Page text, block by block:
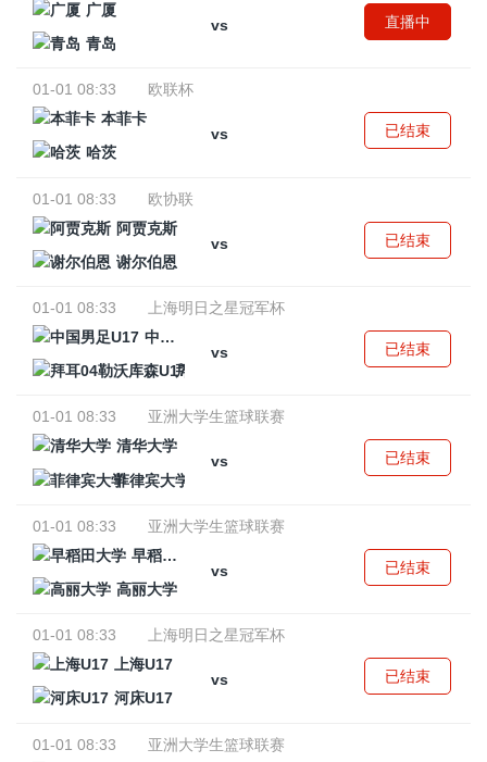
广厦
vs
青岛
直播中
01-01 08:33
欧联杯
本菲卡
vs
哈茨
已结束
01-01 08:33
欧协联
阿贾克斯
vs
谢尔伯恩
已结束
01-01 08:33
上海明日之星冠军杯
中国男足U17
vs
拜耳04勒沃库森U17
已结束
01-01 08:33
亚洲大学生篮球联赛
清华大学
vs
菲律宾大学
已结束
01-01 08:33
亚洲大学生篮球联赛
早稻田大学
vs
高丽大学
已结束
01-01 08:33
上海明日之星冠军杯
上海U17
vs
河床U17
已结束
01-01 08:33
亚洲大学生篮球联赛